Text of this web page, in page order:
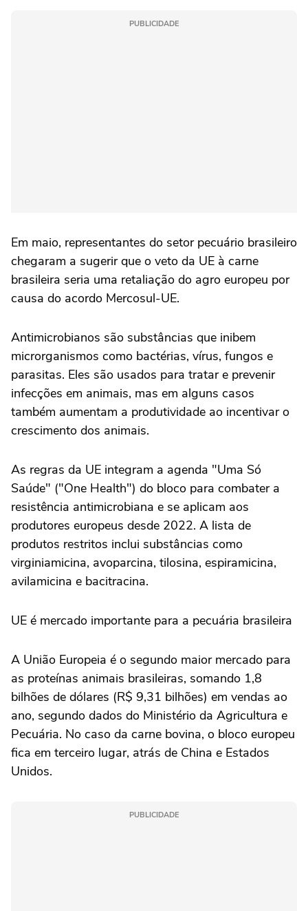
PUBLICIDADE
Em maio, representantes do setor pecuário brasileiro
chegaram a sugerir que o veto da UE à carne
brasileira seria uma retaliação do agro europeu por
causa do acordo Mercosul-UE.
Antimicrobianos são substâncias que inibem
microrganismos como bactérias, vírus, fungos e
parasitas. Eles são usados para tratar e prevenir
infecções em animais, mas em alguns casos
também aumentam a produtividade ao incentivar o
crescimento dos animais.
As regras da UE integram a agenda "Uma Só
Saúde" ("One Health") do bloco para combater a
resistência antimicrobiana e se aplicam aos
produtores europeus desde 2022. A lista de
produtos restritos inclui substâncias como
virginiamicina, avoparcina, tilosina, espiramicina,
avilamicina e bacitracina.
UE é mercado importante para a pecuária brasileira
A União Europeia é o segundo maior mercado para
as proteínas animais brasileiras, somando 1,8
bilhões de dólares (R$ 9,31 bilhões) em vendas ao
ano, segundo dados do Ministério da Agricultura e
Pecuária. No caso da carne bovina, o bloco europeu
fica em terceiro lugar, atrás de China e Estados
Unidos.
PUBLICIDADE